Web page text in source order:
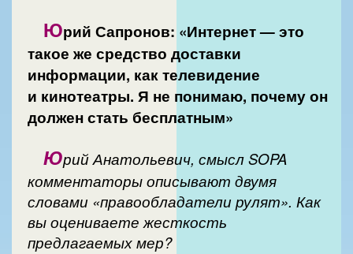
Юрий Сапронов: «Интернет — это
такое же средство доставки
информации, как телевидение
и кинотеатры. Я не понимаю, почему он
должен стать бесплатным»
Юрий Анатольевич, смысл SOPA
комментаторы описывают двумя
словами «правообладатели рулят». Как
вы оцениваете жесткость
предлагаемых мер?